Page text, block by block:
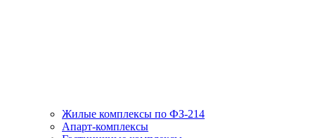
Жилые комплексы по ФЗ-214
Апарт-комплексы